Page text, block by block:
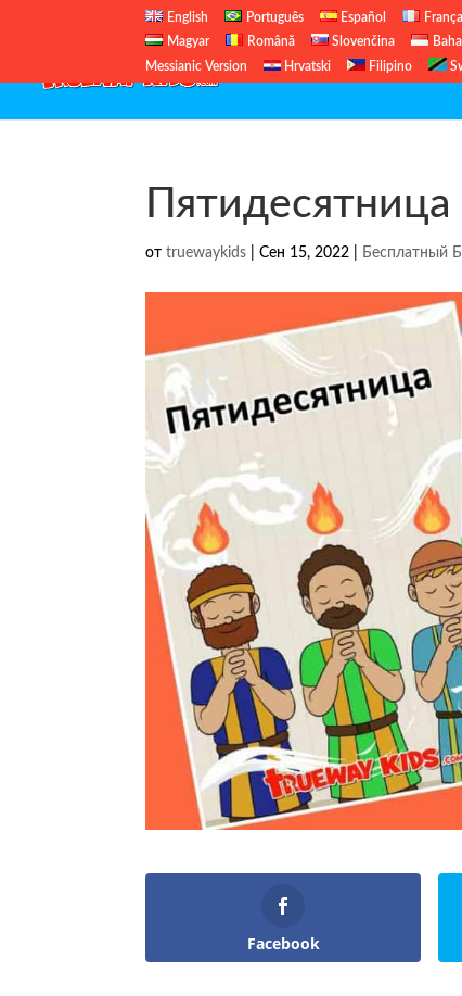
English Português Español
Magyar
Română Slovenčina
Messianic Version
Hrvatski Filipino
Пятидесятница
отtruewaykids |Сен 15, 2022 Бесплатный
Facebook